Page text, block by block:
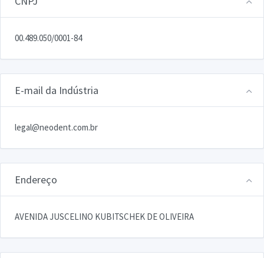
00.489.050/0001-84
E-mail da Indústria
legal@neodent.com.br
Endereço
AVENIDA JUSCELINO KUBITSCHEK DE OLIVEIRA